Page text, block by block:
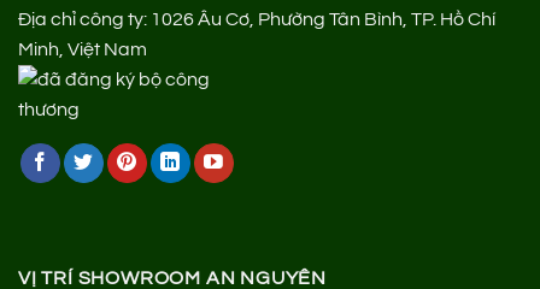
Địa chỉ công ty: 1026 Âu Cơ, Phường Tân Bình, TP. Hồ Chí
Minh, Việt Nam
VỊ TRÍ SHOWROOM AN NGUYÊN